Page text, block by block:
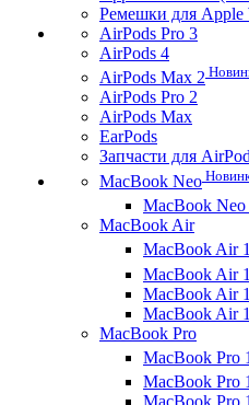
Ремешки для Apple
AirPods Pro 3
AirPods 4
AirPods Max 2
AirPods Pro 2
AirPods Max
EarPods
Запчасти для
MacBook Neo
MacBook
MacBook Air
MacBook Air
MacBook Air
MacBook Air
MacBook Air
MacBook Pro
MacBook Pro
MacBook Pro